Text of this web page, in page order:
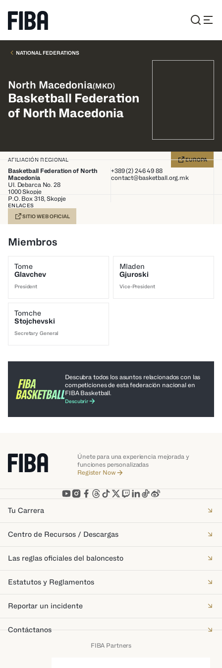
NATIONAL FEDERATIONS
North Macedonia(MKD)
Basketball Federation
of North Macedonia
AFILIACIÓN REGIONAL EUROPA
Basketball Federation of North
Macedonia
Ul. Debarca No. 28
1000Skopje
P.O. Box 318, Skopje
+389 (2) 246 49 88
contact@basketball.org.mk
ENLACES
SITIO WEB OFICIAL
Miembros
Tome
Glavchev
President
Mladen
Gjuroski
Vice-President
Tomche
Stojchevski
Secretary General
Descubra todos los asuntos relacionados con las
competiciones de esta federación nacional en
FIBA Basketball.
Descubrir
Únete para una experiencia mejorada y
funciones personalizadas
Register Now
Tu Carrera
Centro de Recursos / Descargas
Las reglas oficiales del baloncesto
Estatutos y Reglamentos
Reportar un incidente
Contáctanos
FIBA Partners